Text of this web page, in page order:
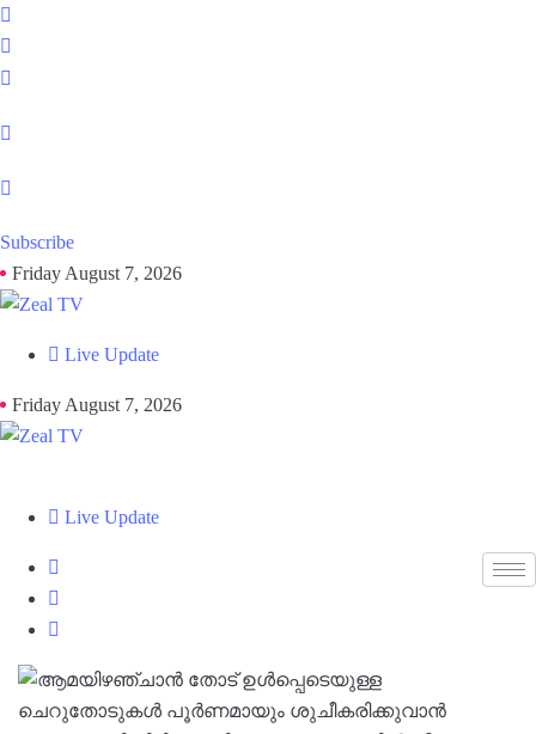
Subscribe
Friday August 7, 2026
Live Update
Friday August 7, 2026
Live Update